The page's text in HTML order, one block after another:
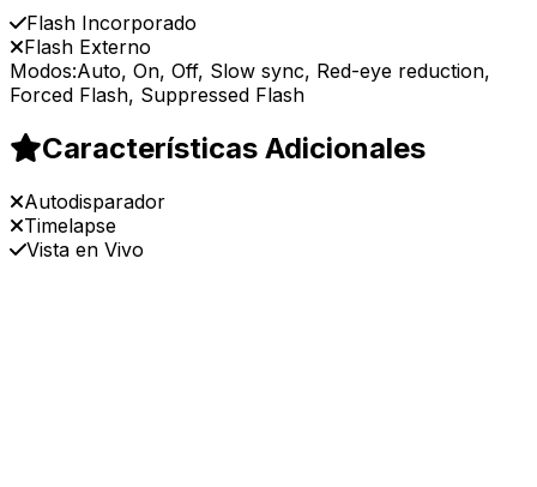
Flash Incorporado
Flash Externo
Modos:Auto, On, Off, Slow sync, Red-eye reduction,
Forced Flash, Suppressed Flash
Características Adicionales
Autodisparador
Timelapse
Vista en Vivo